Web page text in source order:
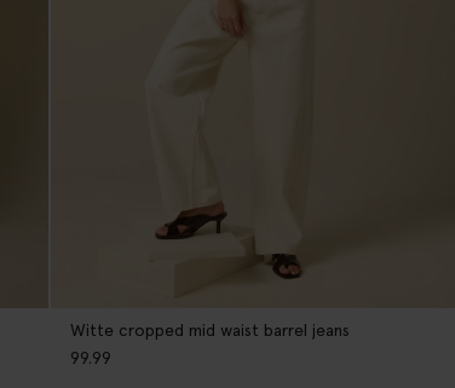
Witte cropped mid waist barrel jeans
99.99